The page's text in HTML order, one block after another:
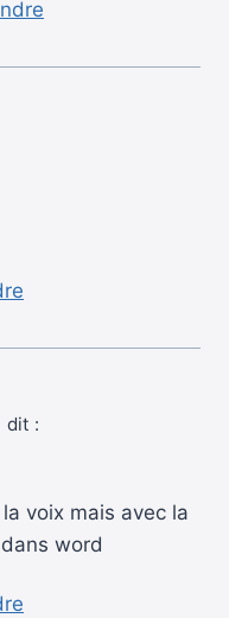
dit :
voix mais avec la
word